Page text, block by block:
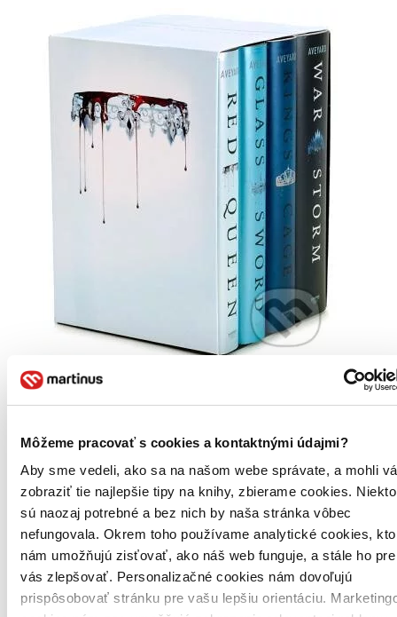
Môžeme pracovať s cookies a kontaktnými údajmi?
Aby sme vedeli, ako sa na našom webe správate, a mohli
zobraziť tie najlepšie tipy na knihy, zbierame cookies.
sú naozaj potrebné a bez nich by naša stránka vôbec
nefungovala. Okrem toho používame analytické cookies,
nám umožňujú zisťovať, ako náš web funguje, a stále ho pre
vás zlepšovať. Personalizačné cookies nám dovoľujú
prispôsobovať stránku pre vašu lepšiu orientáciu.
Pevná väzba
Na sklade 1 ks
posledné kusy. Ak ju chcete mať rýchlo, ponáhľajte sa!
Dodanie ďalších môže trvať dlhšie, zvyčajne do 31 dní.
72,50 €
Vložiť do košíka